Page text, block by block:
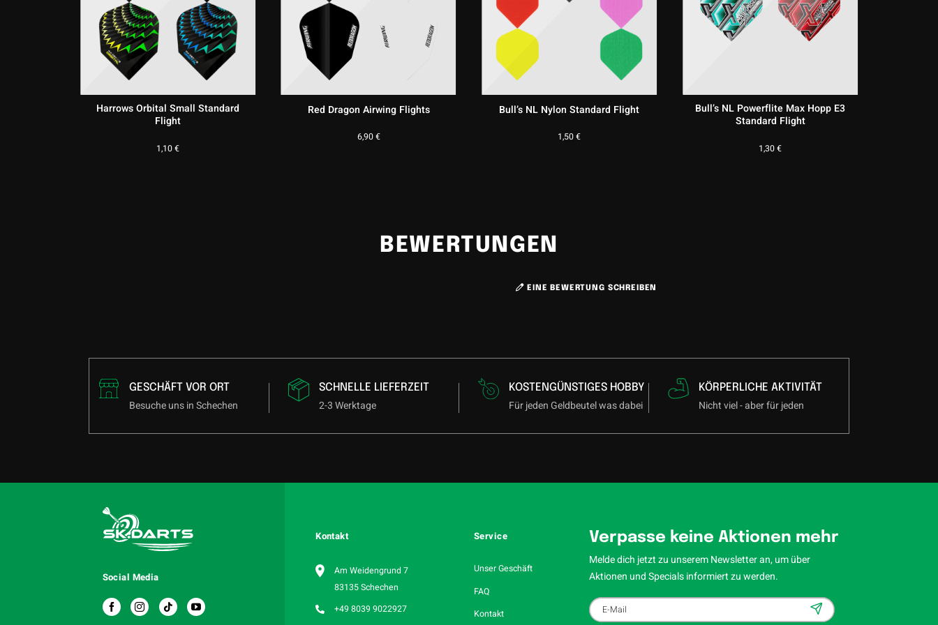
Harrows Orbital Small Standard
Flight
1,10€
Red Dragon Airwing Flights
6,90€
Bull’s NL Nylon Standard Flight
1,50€
Bull’s NL Powerflite Max Hopp E3
Standard Flight
1,30€
BEWERTUNGEN
EINE BEWERTUNG SCHREIBEN
GESCHÄFT VOR ORT
Besuche uns in Schechen
SCHNELLE LIEFERZEIT
2-3 Werktage
KOSTENGÜNSTIGES HOBBY
Für jeden Geldbeutel was dabei
KÖRPERLICHE AKTIVITÄT
Nicht viel - aber für jeden
Social Media
Kontakt
Am Weidengrund 7
83135 Schechen
+49 8039 9022927
Service
Unser Geschäft
FAQ
Kontakt
Verpasse keine Aktionen mehr
Melde dich jetzt zu unserem Newsletter an, um über
Aktionen und Specials informiert zu werden.